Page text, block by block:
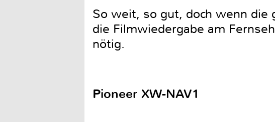
So weit, so gut, doch wenn die
die Filmwiedergabe am
nötig.
Pioneer XW-NAV1